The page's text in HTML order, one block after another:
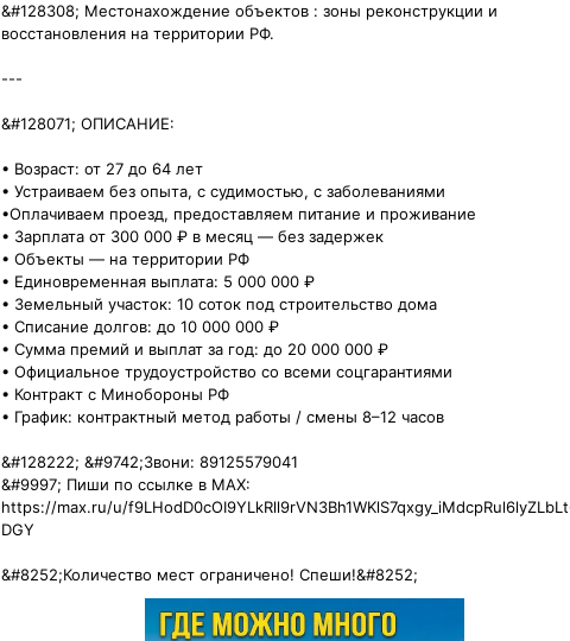
&#128308; Местонахождение объектов : зоны реконструкции и
восстановления на территории РФ.
---
&#128071; ОПИСАНИЕ:
• Возраст: от 27 до 64 лет
• Устраиваем без опыта, с судимостью, с заболеваниями
•Оплачиваем проезд, предоставляем питание и проживание
• Зарплата от 300 000 ₽ в месяц — без задержек
• Объекты — на территории РФ
• Единовременная выплата: 5 000 000 ₽
• Земельный участок: 10 соток под строительство дома
• Списание долгов: до 10 000 000 ₽
• Сумма премий и выплат за год: до 20 000 000 ₽
• Официальное трудоустройство со всеми соцгарантиями
• Контракт с Минобороны РФ
• График: контрактный метод работы / смены 8–12 часов
&#128222; &#9742;️Звони: 89125579041
&#9997;️ Пиши по ссылке в MAX:
https://max.ru/u/
DGY
&#8252;️Количество мест ограничено! Спеши!&#8252;️